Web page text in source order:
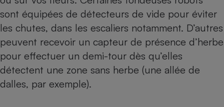
sont équipées de détecteurs de vide pour éviter
les chutes, dans les escaliers notamment. D’autres
peuvent recevoir un capteur de présence d’herbe
pour effectuer un demi-tour dès qu’elles
détectent une zone sans herbe (une allée de
dalles, par exemple).